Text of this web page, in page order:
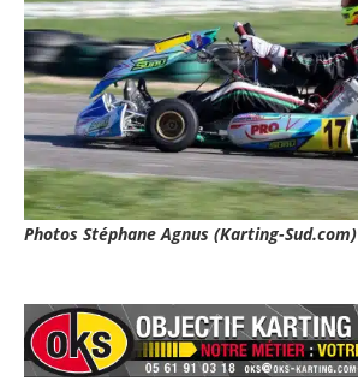
Photos Stéphane Agnus (Karting-Sud.com)